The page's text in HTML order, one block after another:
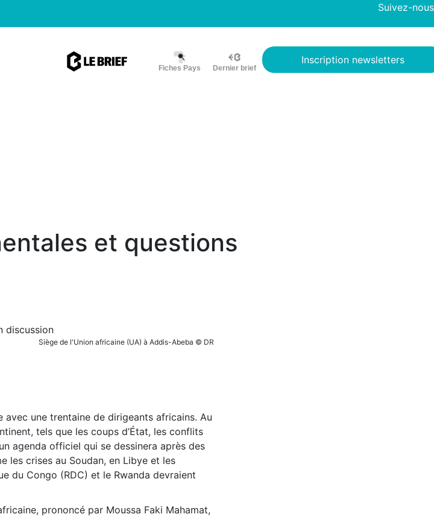
Suivez-nous
Fiches Pays Dernier brief
Inscription newsletters
et questions
Siège de l'Union africaine (UA) à Addis-Abeba © DR
avec une trentaine de dirigeants africains. Au
tels que les coups d’État, les conflits
agenda officiel qui se dessinera après des
les crises au Soudan, en Libye et les
du Congo (RDC) et le Rwanda devraient
prononcé par Moussa Faki Mahamat,